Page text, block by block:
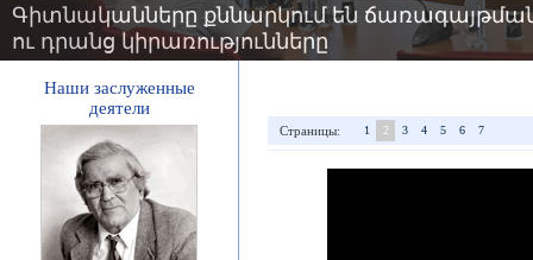
Գիտնականները քննարկում են
ու դրանց կիրառությունները
Наши заслуженные
деятели
Страницы: 1 2 3 4 5 6 7